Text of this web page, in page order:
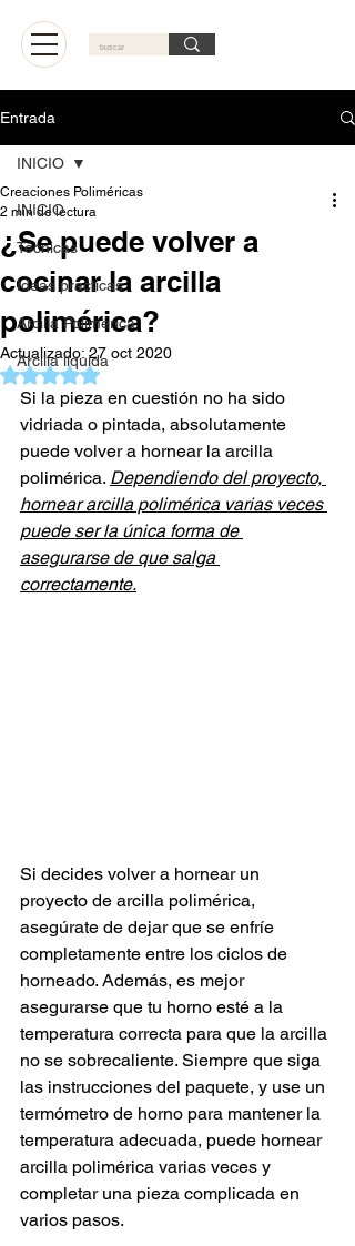
Entrada
INICIO
Técnicas
Ideas practicas
Arcilla Polimérica
Arcilla líquida
INICIO
¿Se puede volver a
cocinar la arcilla
polimérica?
Creaciones Poliméricas
2 min de lectura
Actualizado: 27 oct 2020
Obtuvo NaN de 5 estrellas.
Si la pieza en cuestión no ha sido
vidriada o pintada, absolutamente
puede volver a hornear la arcilla
polimérica. Dependiendo del proyecto,
hornear arcilla polimérica varias veces
puede ser la única forma de
asegurarse de que salga
correctamente.
Si decides volver a hornear un
proyecto de arcilla polimérica,
asegúrate de dejar que se enfríe
completamente entre los ciclos de
horneado. Además, es mejor
asegurarse que tu horno esté a la
temperatura correcta para que la arcilla
no se sobrecaliente. Siempre que siga
las instrucciones del paquete, y use un
termómetro de horno para mantener la
temperatura adecuada, puede hornear
arcilla polimérica varias veces y
completar una pieza complicada en
varios pasos.